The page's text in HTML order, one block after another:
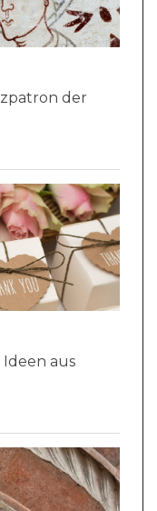
der
Ideen aus